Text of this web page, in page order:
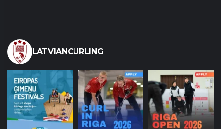
LATVIANCURLING